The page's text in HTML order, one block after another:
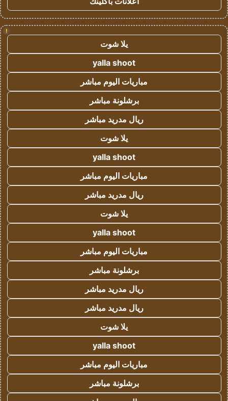
!
يلا شوت
yalla shoot
مباريات اليوم مباشر
برشلونة مباشر
ريال مدريد مباشر
يلا شوت
yalla shoot
مباريات اليوم مباشر
ريال مدريد مباشر
يلا شوت
yalla shoot
مباريات اليوم مباشر
برشلونة مباشر
ريال مدريد مباشر
ريال مدريد مباشر
يلا شوت
yalla shoot
مباريات اليوم مباشر
برشلونة مباشر